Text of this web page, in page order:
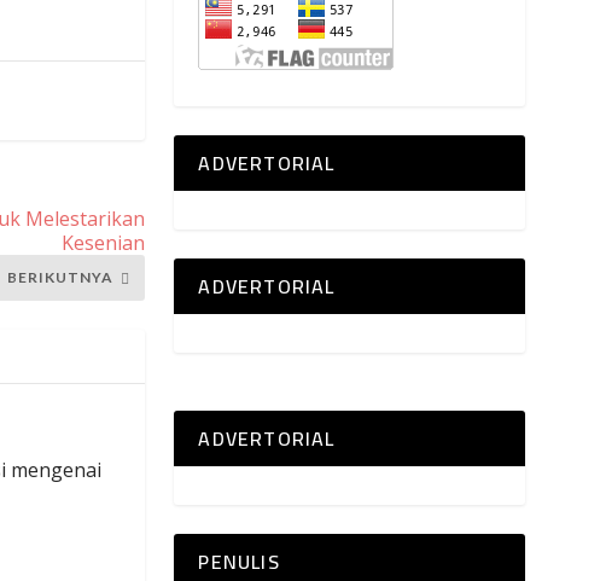
Melestarikan
Kesenian
BERIKUTNYA
mengenai
ADVERTORIAL
ADVERTORIAL
ADVERTORIAL
PENULIS